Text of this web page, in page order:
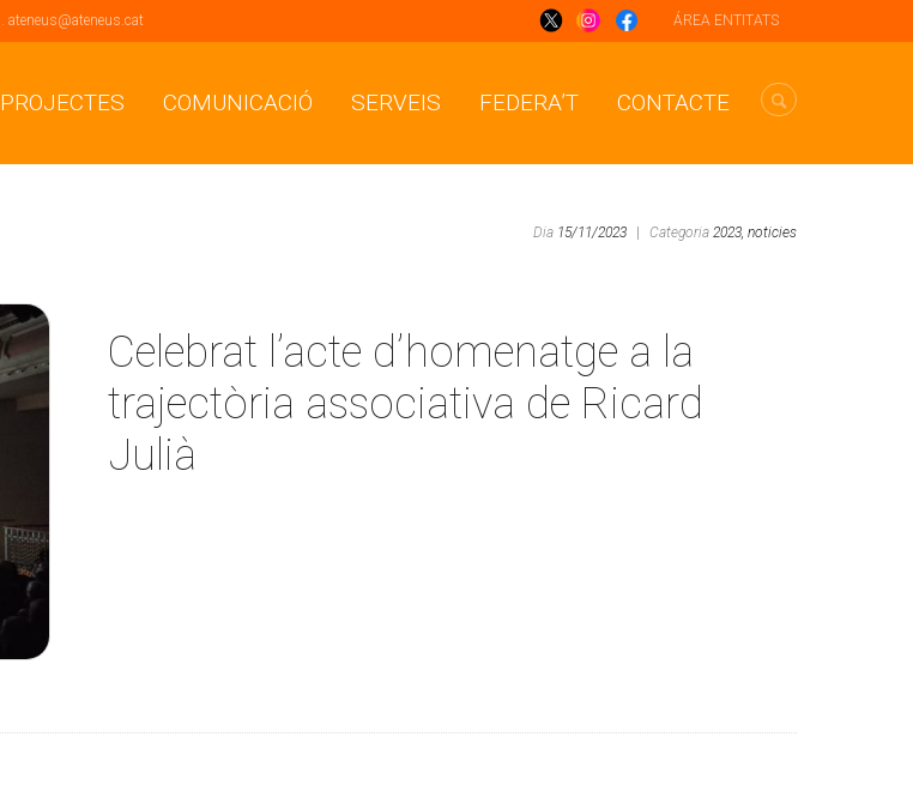
ÁREA ENTITATS
. ateneus@ateneus.cat
PROJECTES COMUNICACIÓ SERVEIS FEDERA’T CONTACTE
Dia 15/11/2023 Categoria 2023, noticies
Celebrat l’acte d’homenatge a la
trajectòria associativa de Ricard
Julià